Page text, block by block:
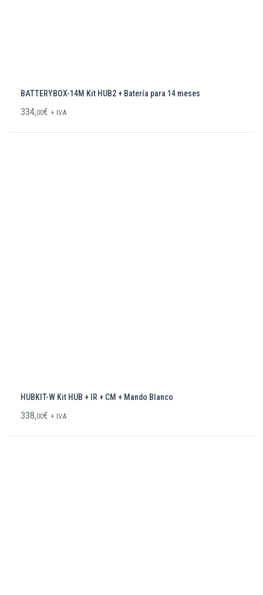
BATTERYBOX-14M Kit HUB2 + Batería para 14 meses
334,00€ + IVA
HUBKIT-W Kit HUB + IR + CM + Mando Blanco
338,00€ + IVA